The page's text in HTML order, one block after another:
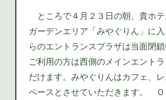
ところで４月２３日の朝、貴ホ
ガーデンエリア「みやぐりん」に
らのエントランスプラザは当面閉
ご利用の方は西側のメインエント
だけます。みやぐりんはカフェ、
ペースとさせていただきます。